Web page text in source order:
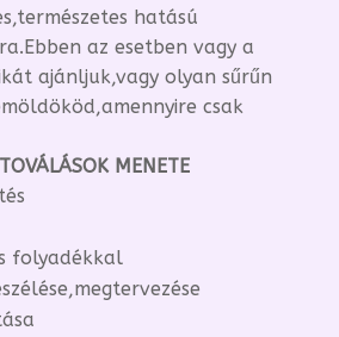
hatású
az esetben vagy a
ajánljuk,vagy olyan sűrűn
csak
MENETE
folyadékkal